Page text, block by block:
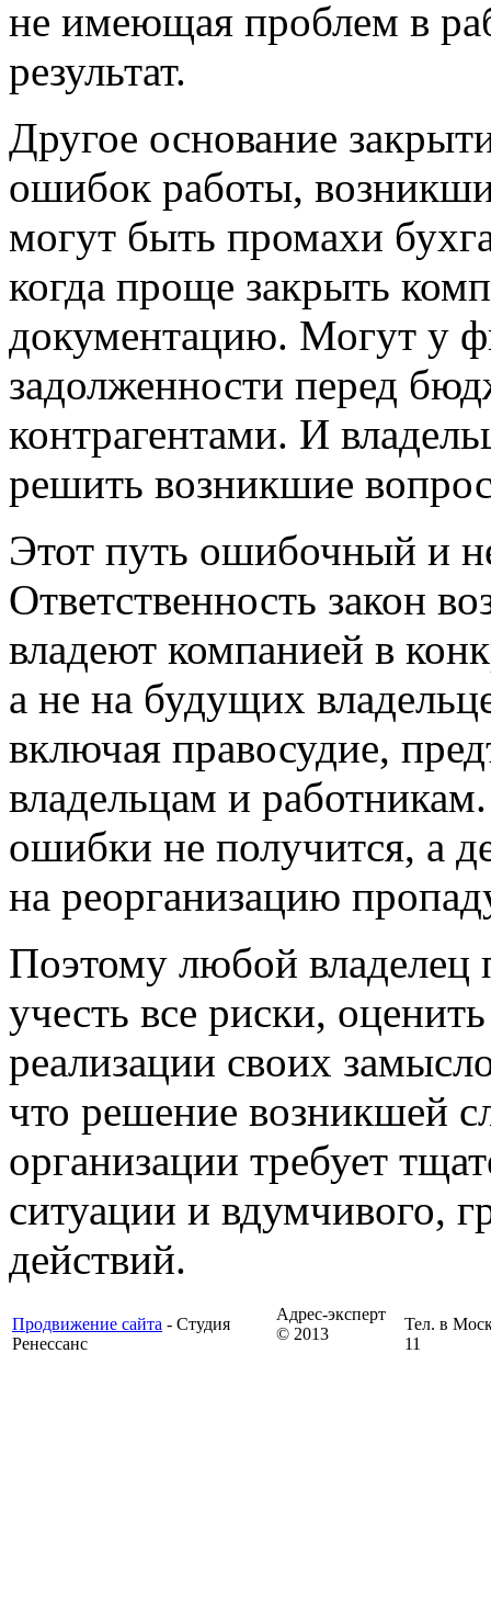
не имеющая проблем в
результат.
Другое основание
ошибок работы,
могут быть промахи
когда проще закрыть
документацию. Могут у
задолженности перед
контрагентами. И
решить возникшие
Этот путь ошибочный и
Ответственность закон
владеют компанией в
а не на будущих
включая правосудие,
владельцам и
ошибки не получится, а
на реорганизацию
Поэтому любой
учесть все риски,
реализации своих
что решение возникшей
организации требует
ситуации и вдумчивого,
действий.
Продвижение сайта - Студия
Ренессанс
Адрес-эксперт
© 2013
Тел. в
11